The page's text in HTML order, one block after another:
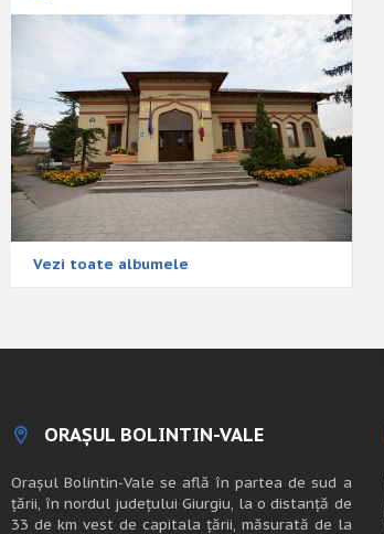
Vezi toate albumele
ORAȘUL BOLINTIN-VALE
Oraşul Bolintin-Vale se află în partea de sud a
ţării, în nordul judeţului Giurgiu, la o distanţă de
33 de km vest de capitala țării, măsurată de la